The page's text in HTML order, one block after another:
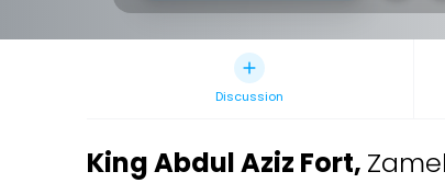
Discussion
King Abdul Aziz Fort,